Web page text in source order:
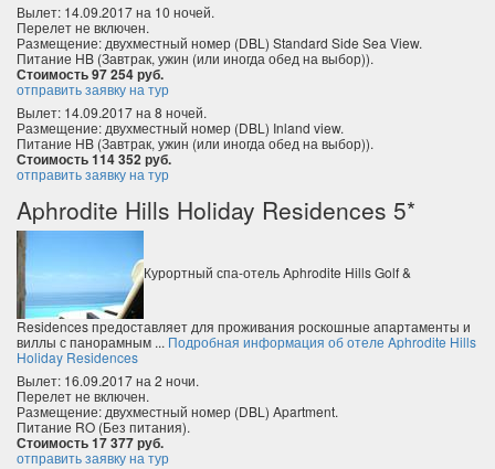
Вылет: 14.09.2017 на 10 ночей.
Перелет не включен.
Размещение: двухместный номер (DBL) Standard Side Sea View.
Питание HB (Завтрак, ужин (или иногда обед на выбор)).
Стоимость 97 254 руб.
отправить заявку на тур
Вылет: 14.09.2017 на 8 ночей.
Размещение: двухместный номер (DBL) Inland view.
Питание HB (Завтрак, ужин (или иногда обед на выбор)).
Стоимость 114 352 руб.
отправить заявку на тур
Aphrodite Hills Holiday Residences 5*
Курортный спа-отель Aphrodite Hills Golf &
Residences предоставляет для проживания роскошные апартаменты и
виллы с панорамным ... Подробная информация об отеле Aphrodite Hills
Holiday Residences
Вылет: 16.09.2017 на 2 ночи.
Перелет не включен.
Размещение: двухместный номер (DBL) Apartment.
Питание RO (Без питания).
Стоимость 17 377 руб.
отправить заявку на тур